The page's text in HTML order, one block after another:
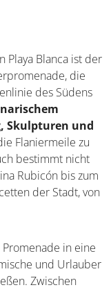
Playa Blanca ist der
die
des Südens
Skulpturen und
Flaniermeile zu
bestimmt nicht
Rubicón bis zum
der Stadt, von
in eine
und Urlauber
Zwischen